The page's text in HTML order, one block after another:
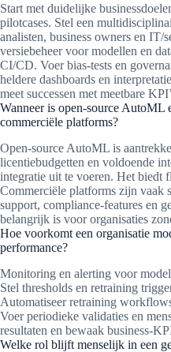
Start met duidelijke
pilotcases. Stel een
analisten, business owners en
versiebeheer voor modellen en
CI/CD. Voer bias-tests en
heldere dashboards en
meet successen met meetbare
Wanneer is open-source AutoML
commerciële platforms?
Open-source AutoML is
licentiebudgetten en voldoende
integratie uit te voeren. Het biedt
Commerciële platforms zijn vaak
support, compliance‑features en
belangrijk is voor organisaties
Hoe voorkomt een organisatie
performance?
Monitoring en alerting voor
Stel thresholds en retraining
Automatiseer retraining
Voer periodieke validaties en
resultaten en bewaak business-
Welke rol blijft menselijk in een